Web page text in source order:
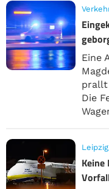
Eine
prallt
Die